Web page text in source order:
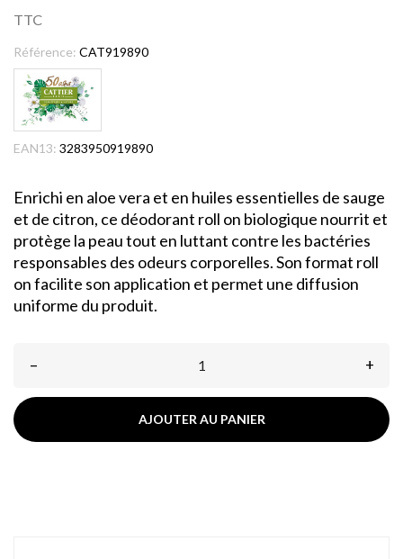
TTC
Référence: CAT919890
EAN13: 3283950919890
Enrichi en aloe vera et en huiles essentielles de sauge
et de citron, ce déodorant roll on biologique nourrit et
protège la peau tout en luttant contre les bactéries
responsables des odeurs corporelles. Son format roll
on facilite son application et permet une diffusion
uniforme du produit.
– +
AJOUTER AU PANIER